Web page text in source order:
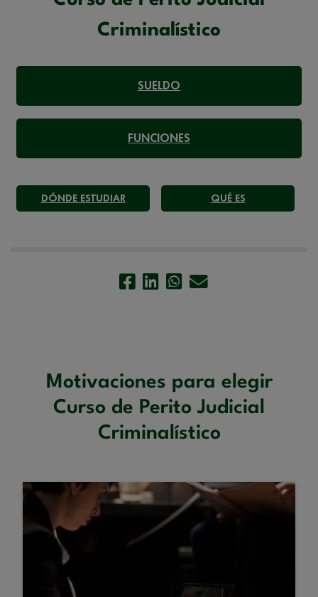
Criminalístico
SUELDO
FUNCIONES
DÓNDE ESTUDIAR QUÉ ES
Motivaciones para elegir
Curso de Perito Judicial
Criminalístico